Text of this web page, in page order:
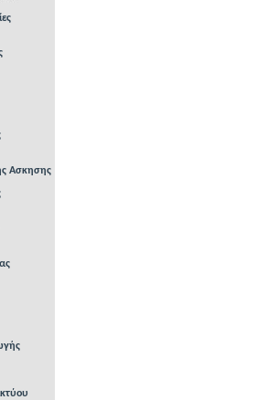
Ασκησης